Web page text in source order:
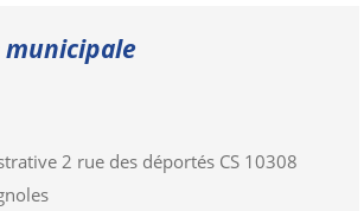
municipale
2 rue des déportés CS 10308